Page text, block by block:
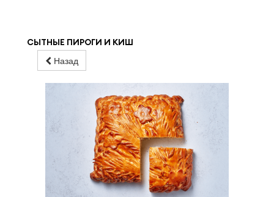
СЫТНЫЕ ПИРОГИ И КИШ
Назад